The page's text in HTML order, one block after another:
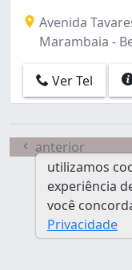
Avenida
Marambaia -
Ver Tel
anterior
utilizamos
experiência
você
Privacidade